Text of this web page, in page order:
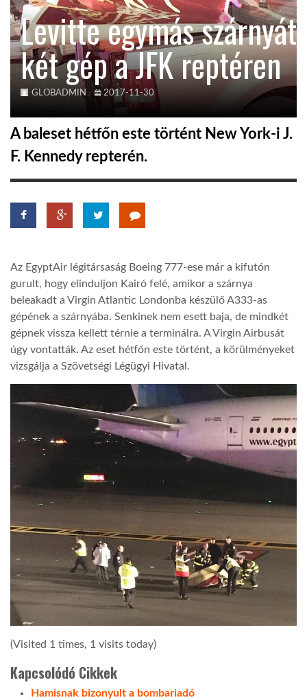
GLOBOTV
AFRIKA TUDÁSTÁR
A NAP SZÉPE
LINKTR.EE
GLOBOZSARU
LATIMO.HU
GLOBOBOOK
Levitte egymás szárnyát
két gép a JFK reptéren
GLOBADMIN 2017-11-30
A baleset hétfőn este történt New York-i J.
F. Kennedy repterén.
Az EgyptAir légitársaság Boeing 777-ese már a kifutón
gurult, hogy elinduljon Kairó felé, amikor a szárnya
beleakadt a Virgin Atlantic Londonba készülő A333-as
gépének a szárnyába. Senkinek nem esett baja, de mindkét
gépnek vissza kellett térnie a terminálra. A Virgin Airbusát
úgy vontatták. Az eset hétfőn este történt, a körülményeket
vizsgálja a Szövetségi Légügyi Hivatal.
(Visited 1 times, 1 visits today)
Kapcsolódó Cikkek
Hamisnak bizonyult a bombariadó